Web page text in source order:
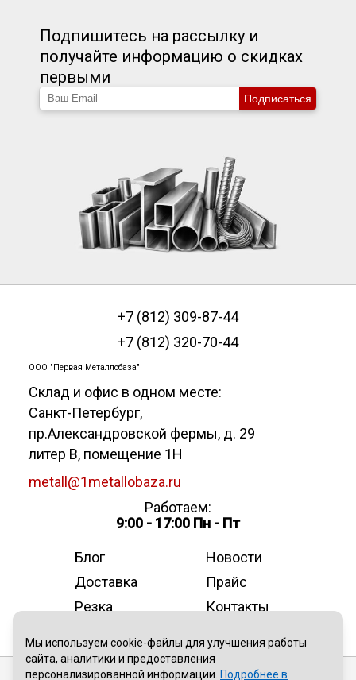
Подпишитесь на рассылку и
получайте информацию о скидках
первыми
Подписаться
+7 (812) 309-87-44
+7 (812) 320-70-44
ООО "Первая Металлобаза"
Склад и офис в одном месте:
Санкт-Петербург,
пр.Александровской фермы, д. 29
литер В, помещение 1Н
metall@1metallobaza.ru
Работаем:
9:00 - 17:00 Пн - Пт
Блог
Новости
Доставка
Прайс
Резка
Контакты
Мы используем cookie-файлы для улучшения работы
сайта, аналитики и предоставления
персонализированной информации. Подробнее в